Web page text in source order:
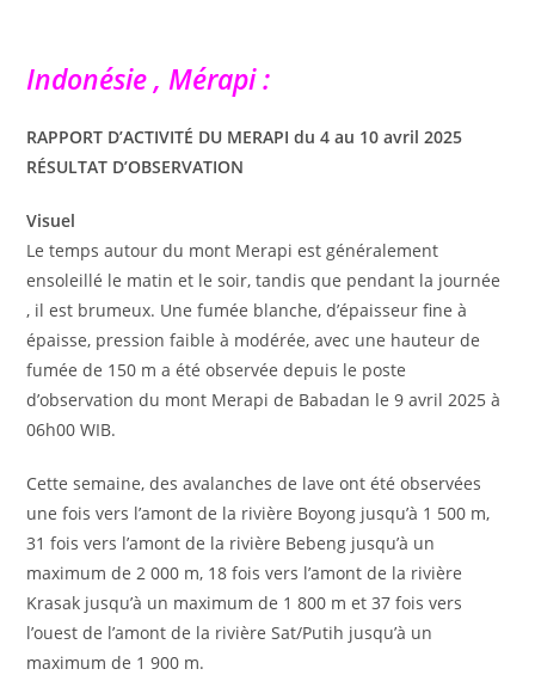
Indonésie , Mérapi :
RAPPORT D’ACTIVITÉ DU MERAPI du 4 au 10 avril 2025
RÉSULTAT D’OBSERVATION
Visuel
Le temps autour du mont Merapi est généralement
ensoleillé le matin et le soir, tandis que pendant la journée
, il est brumeux. Une fumée blanche, d’épaisseur fine à
épaisse, pression faible à modérée, avec une hauteur de
fumée de 150 m a été observée depuis le poste
d’observation du mont Merapi de Babadan le 9 avril 2025 à
06h00 WIB.
Cette semaine, des avalanches de lave ont été observées
une fois vers l’amont de la rivière Boyong jusqu’à 1 500 m,
31 fois vers l’amont de la rivière Bebeng jusqu’à un
maximum de 2 000 m, 18 fois vers l’amont de la rivière
Krasak jusqu’à un maximum de 1 800 m et 37 fois vers
l’ouest de l’amont de la rivière Sat/Putih jusqu’à un
maximum de 1 900 m.